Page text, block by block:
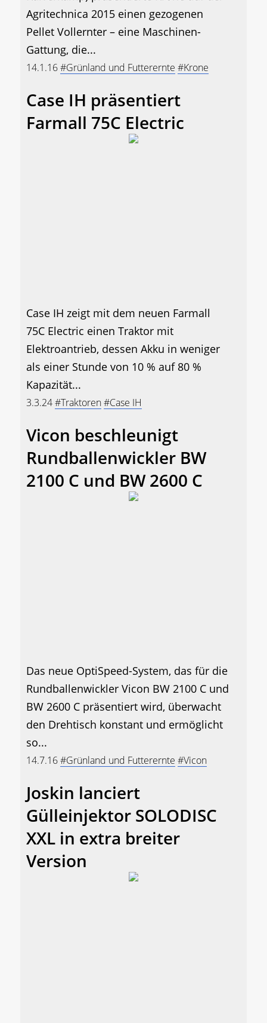
Agritechnica 2015 einen gezogenen
Pellet Vollernter – eine Maschinen-
Gattung, die...
14.1.16#Grünland und Futterernte #Krone
Case IH präsentiert
Farmall 75C Electric
Case IH zeigt mit dem neuen Farmall
75C Electric einen Traktor mit
Elektroantrieb, dessen Akku in weniger
als einer Stunde von 10 % auf 80 %
Kapazität...
3.3.24#Traktoren#Case IH
Vicon beschleunigt
Rundballenwickler BW
2100 C und BW 2600 C
Das neue OptiSpeed-System, das für die
Rundballenwickler Vicon BW 2100 C und
BW 2600 C präsentiert wird, überwacht
den Drehtisch konstant und ermöglicht
so...
14.7.16#Grünland und Futterernte #Vicon
Joskin lanciert
Gülleinjektor SOLODISC
XXL in extra breiter
Version